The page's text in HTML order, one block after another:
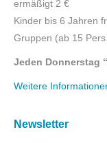
ermäßigt 2 €
Kinder bis 6 Jahren
Gruppen (ab 15
Jeden Donnerstag
Weitere
Newsletter